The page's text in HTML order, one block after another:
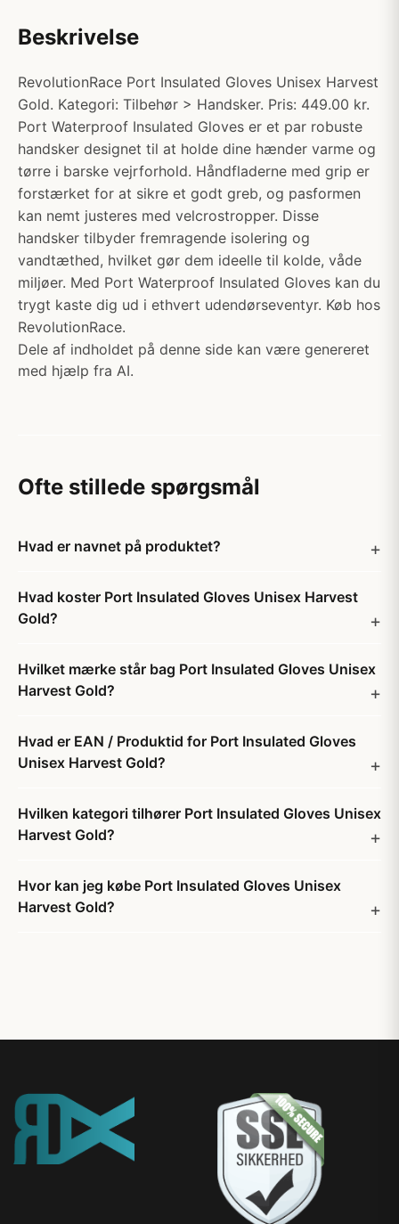
Beskrivelse
RevolutionRace Port Insulated Gloves Unisex Harvest
Gold. Kategori: Tilbehør > Handsker. Pris: 449.00 kr.
Port Waterproof Insulated Gloves er et par robuste
handsker designet til at holde dine hænder varme og
tørre i barske vejrforhold. Håndfladerne med grip er
forstærket for at sikre et godt greb, og pasformen
kan nemt justeres med velcrostropper. Disse
handsker tilbyder fremragende isolering og
vandtæthed, hvilket gør dem ideelle til kolde, våde
miljøer. Med Port Waterproof Insulated Gloves kan du
trygt kaste dig ud i ethvert udendørseventyr. Køb hos
RevolutionRace.
Dele af indholdet på denne side kan være genereret
med hjælp fra AI.
Ofte stillede spørgsmål
Hvad er navnet på produktet?
Hvad koster Port Insulated Gloves Unisex Harvest
Gold?
Hvilket mærke står bag Port Insulated Gloves Unisex
Harvest Gold?
Hvad er EAN / Produktid for Port Insulated Gloves
Unisex Harvest Gold?
Hvilken kategori tilhører Port Insulated Gloves Unisex
Harvest Gold?
Hvor kan jeg købe Port Insulated Gloves Unisex
Harvest Gold?